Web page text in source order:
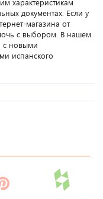
характеристикам
документах. Если у
магазина от
с выбором. В нашем
с новыми
испанского